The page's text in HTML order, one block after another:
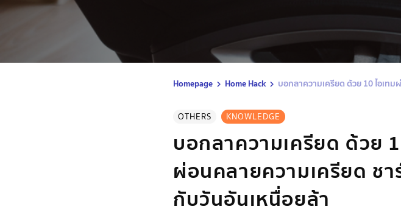
Homepage Home Hack บอกลาความเครียด ด้วย 10 ไอเท
OTHERS KNOWLEDGE
บอกลาความเครียด ด้วย
ผ่อนคลายความเครียด ช
กับวันอันเหนื่อยล้า